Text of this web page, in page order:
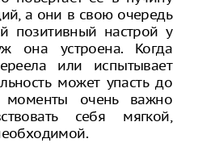
а они в свою очередь
позитивный настрой у
устроена. Когда
или испытывает
может упасть до
очень важно
себя мягкой,